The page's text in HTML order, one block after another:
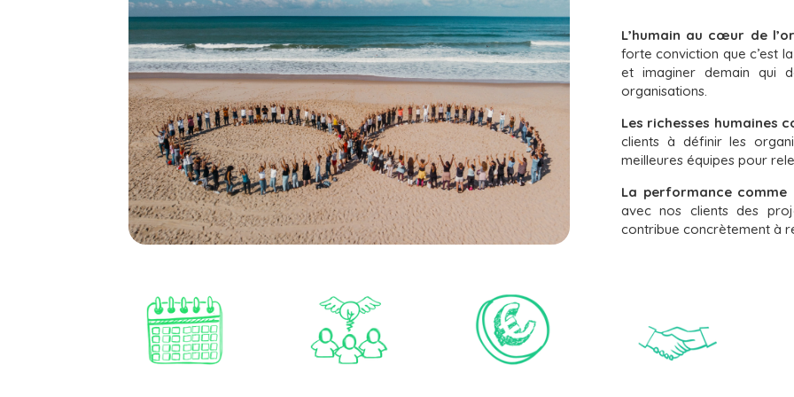
L’humain au cœur de
forte conviction que c’est
et imaginer demain qui
organisations.
Les richesses humaines
clients à définir les
meilleures équipes pour
La performance comme
avec nos clients des
contribue concrètement à